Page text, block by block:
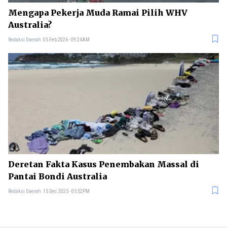
Mengapa Pekerja Muda Ramai Pilih WHV
Australia?
Redaksi Daerah 05 Feb 2026 - 09:24AM
Deretan Fakta Kasus Penembakan Massal di
Pantai Bondi Australia
Redaksi Daerah 15 Dec 2025 - 05:52PM